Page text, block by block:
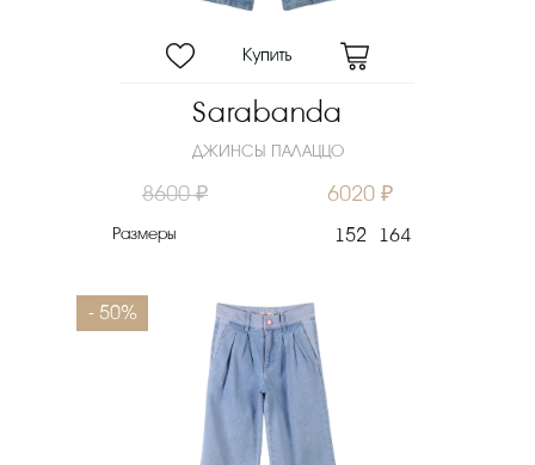
Sarabanda
ДЖИНСЫ ПАЛАЦЦО
8600 ₽ 6020 ₽
Размеры 152 164
- 50%